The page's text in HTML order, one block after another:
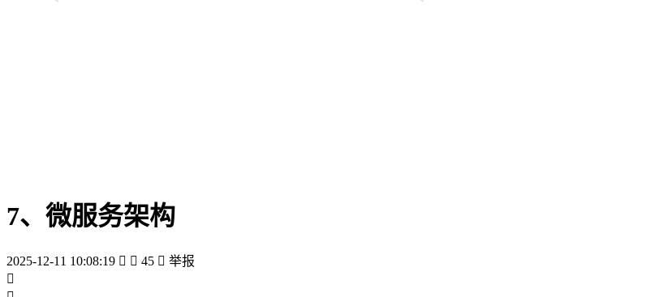
7、微服务架构
2025-12-11 10:08:19   45  举报
